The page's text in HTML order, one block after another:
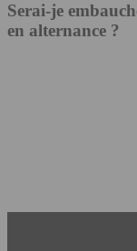
Serai-je
en alternance ?